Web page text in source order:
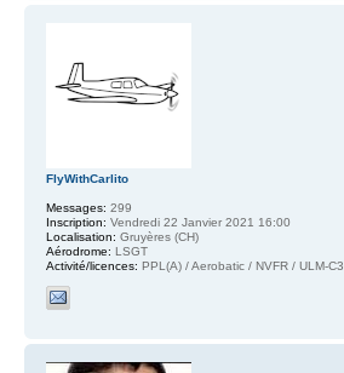
FlyWithCarlito
Messages: 299
Inscription: Vendredi 22 Janvier 2021 16:00
Localisation: Gruyères (CH)
Aérodrome: LSGT
Activité/licences: PPL(A) / Aerobatic / NVFR / ULM-C3